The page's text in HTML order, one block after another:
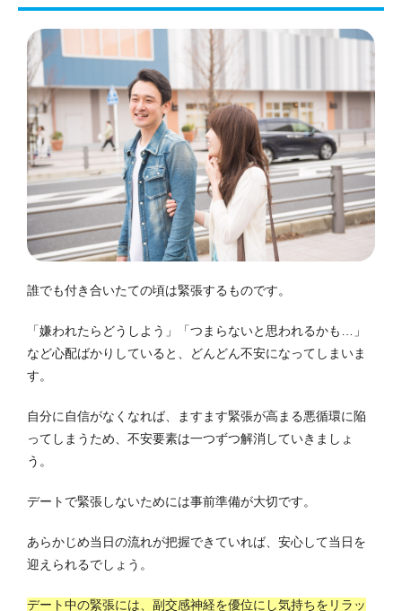
誰でも付き合いたての頃は緊張するものです。
「嫌われたらどうしよう」「つまらないと思われるかも…」
など心配ばかりしていると、どんどん不安になってしまいま
す。
自分に自信がなくなれば、ますます緊張が高まる悪循環に陥
ってしまうため、不安要素は一つずつ解消していきましょ
う。
デートで緊張しないためには事前準備が大切です。
あらかじめ当日の流れが把握できていれば、安心して当日を
迎えられるでしょう。
デート中の緊張には、副交感神経を優位にし気持ちをリラッ